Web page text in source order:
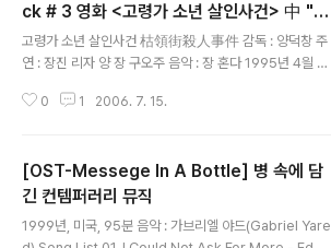
기로 국내에도 팬이 많은 헐리우드의 베테랑 배우임을 알
수 있습니다. 하지만 톰 행크스의 영화적인 재능이나 감각
은 단순히 배우에만 머물지 않는 것 같습니다. 왜냐하면 오
늘 여러분들께 소개해 드릴 사운드트랙의 원안이 되는 영
화의 감독을 ..
ck # 3 영화 <고령가 소년 살인사건> 中 "W
hy"
고령가 소년 살인사건 枯領街殺人事件 감독 : 양덕창 주
연 : 장진 리자 양 장 구오주 음악 : 장 혼다 1995년 4읠 13
수 있는 기회란 국내에서 개최되는 영화제를 제외한다면
다는 것은 하늘의 별따기처럼 너무나 힘든 일이지요. 90년
대 초, 예술영화의 바람과 함께 영화팬들이 너무나 열열하
게 칭송했던 몇몇의 대만 감독들 중에 양덕창이라는 이름
은 상당히 유명한 이름이었습니다. 당시 소문에 휩싸였던
0 1 2006. 7. 15.
[OST-Messege In A Bottle] 병 속에 담
긴 컨템퍼러리 뮤직
1999년, 미국, 95분 음악 : 가브리엘 야드(Gabriel Yare